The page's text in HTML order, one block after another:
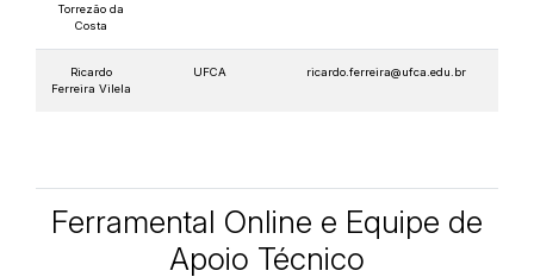
Torrezão da
Costa
Ricardo
Ferreira Vilela
UFCA ricardo.ferreira@ufca.edu.br
Ferramental Online e Equipe de
Apoio Técnico